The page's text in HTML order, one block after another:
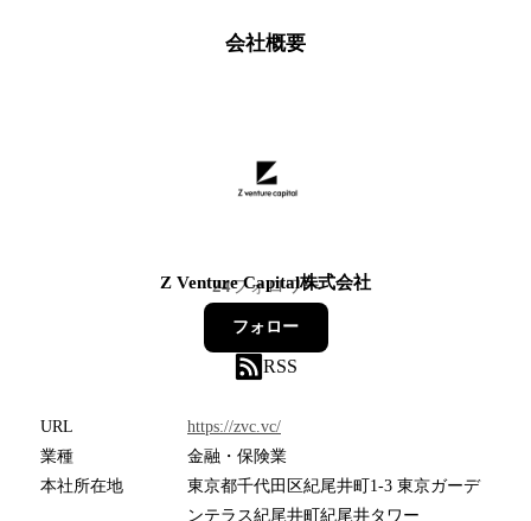
会社概要
Z Venture Capital株式会社
24フォロワー
フォロー
RSS
URL
https://zvc.vc/
業種
金融・保険業
本社所在地
東京都千代田区紀尾井町1-3 東京ガーデ
ンテラス紀尾井町紀尾井タワー